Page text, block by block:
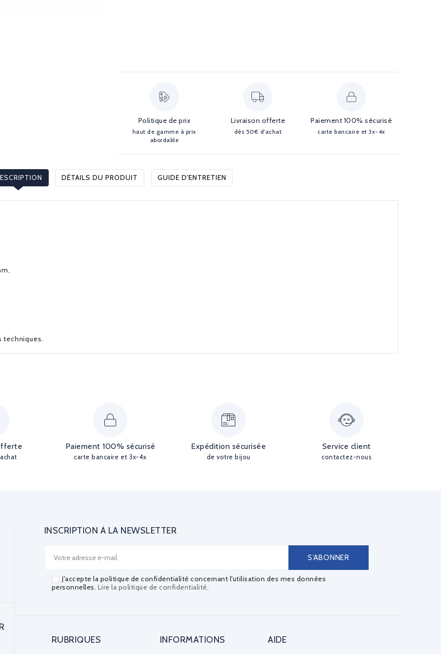
Politique de prix
haut de gamme à prix
abordable
Livraison offerte
dès 50€ d'achat
Paiement 100% sécurisé
carte bancaire et 3x-4x
DÉTAILS DU PRODUIT GUIDE D'ENTRETIEN
techniques.
Paiement 100% sécurisé
carte bancaire et 3x-4x
Expédition sécurisée
de votre bijou
Service client
contactez-nous
INSCRIPTION À LA NEWSLETTER
J'accepte la politique de confidentialité concernant l'utilisation des mes données
personnelles. Lire la politique de confidentialité.
RUBRIQUES INFORMATIONS AIDE